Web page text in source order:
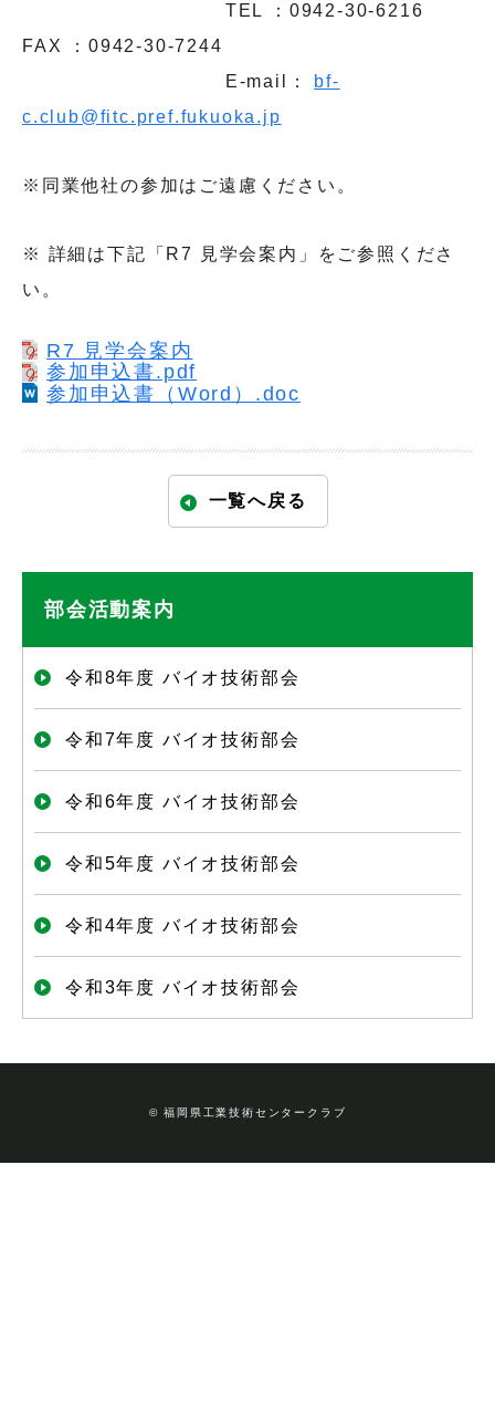
TEL ：0942-30-6216
FAX ：0942-30-7244
E-mail：
bf-
c.club@fitc.pref.fukuoka.jp
※同業他社の参加はご遠慮ください。
※ 詳細は下記「R7 見学会案内」をご参照くださ
い。
R7 見学会案内
参加申込書.pdf
参加申込書（Word）.doc
一覧へ戻る
部会活動案内
令和8年度 バイオ技術部会
令和7年度 バイオ技術部会
令和6年度 バイオ技術部会
令和5年度 バイオ技術部会
令和4年度 バイオ技術部会
令和3年度 バイオ技術部会
© 福岡県工業技術センタークラブ